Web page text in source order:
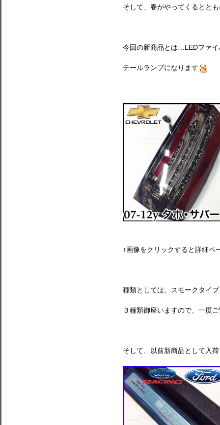
そして、春がやってくるとと
今回の新商品とは…LEDファ
テールランプになります
↑画像をクリックすると詳細ペ
種類としては、スモークタイ
３種類御座いますので、一度
そして、以前新商品として入